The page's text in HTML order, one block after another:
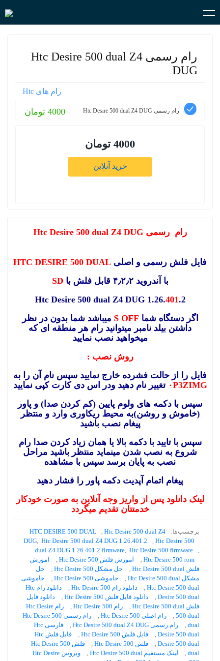
رام رسمی Htc Desire 500 dual Z4
DUG
رام های Htc
رام رسمی Htc Desire 500 dual Z4 DUG 4000 تومان
4000 تومان
خرید آنلاین
رام رسمی Htc Desire 500 dual Z4 DUG
فایل فلش رسمی و اصلی HTC DESIRE 500 DUAL
با آندروید ۴٫۲٫۲ قابل فلش با
SD
Htc Desire 500 dual Z4 DUG 1.26.401.2
اگر دستگاه شماS OFF میباشد شما بدون در نظر
داشتن بیلد نامبر میتوانید رام هر منطقه ای که
میخواهید نصب نمایید
روش نصب :
فایل را از حالت فشرده خارج نمایید سپس نام آن را به
۰P3ZIMG تغییر نام دهید ودر اس دی کارت کپی نمایید
سپس با دکمه های ولوم پایین (کم کردن صدا) و پاور
(خاموش و روشن)به محیط ریکاوری وارد و منتظر
پیغام نصب باشید
سپس با تایید با دکمه بالا یا همان زیاد کردن صدا رام
شروع به نصب شدن مینماید منتظر باشید مراحل
نصب به پایان برسد سپس با مشاهده
پیغام اتمام آپدیت دکمه پاور را فشار دهید
لینک دانلود پس از واریز وجه آنلاین به صورت خودکار
خدمتتان تقدیم میگردد
برچسب‌ها: HTC DESIRE 500 DUAL , Htc Desire 500 dual Z4
DUG, Htc Desire 500 dual Z4 DUG 1.26.401.2 , Htc Desire 500
dual Z4 DUG 1.26.401.2 firmware, Htc Desire 500 firmware
,
Htc Desire 500 rom
, آموزش فلش Htc Desire 500 ,
آموزش
فلش Htc Desire 500 dual
, حل مشکل Htc Desire 500 ,
حل
مشکل Htc Desire 500 dual
, خاموشی Htc Desire 500 ,
خاموشی
Htc Desire 500 dual
, دانلود رام Htc Desire 500 ,
دانلود رام Htc
Desire 500 dual
, دانلود فایل فلش Htc Desire 500 ,
دانلود فایل
فلش Htc Desire 500 dual
, رام Htc Desire 500 ,
رام Htc Desire
500 dual
, رام اصلی Htc Desire 500 ,
رام رسمی Htc Desire 500
dual
, رام رسمی Htc Desire 500 dual Z4 DUG ,
فارسی Htc
Desire 500 dual
, فایل فلش Htc Desire 500 ,
فایل فلش Htc
Desire 500 dual
, فلش Htc Desire 500 ,
فلش Htc Desire 500
dual
, لینک مستقیم Htc Desire 500 dual ,
ویروس Htc Desire